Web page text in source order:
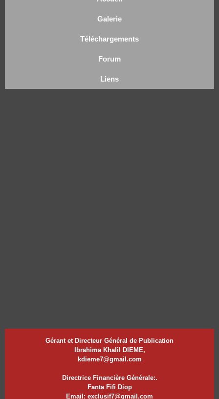
Galerie
Téléchargements
Forum
Liens
Gérant et Directeur Général de Publication
Ibrahima Khalil DIEME,
kdieme7@gmail.com
Directrice Financière Générale:.
Fanta Fifi Diop
Email: exclusif7@gmail.com